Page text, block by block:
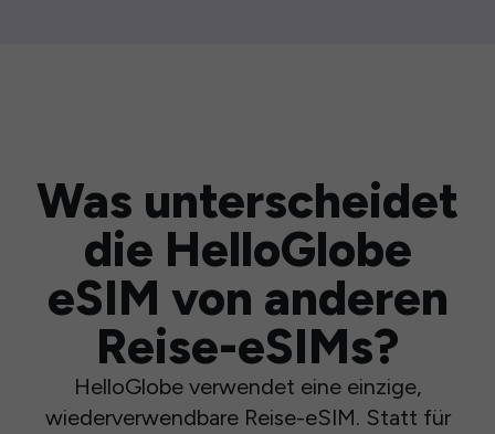
Was unterscheidet
die HelloGlobe
eSIM von anderen
Reise-eSIMs?
HelloGlobe verwendet eine einzige,
wiederverwendbare Reise-eSIM. Statt für